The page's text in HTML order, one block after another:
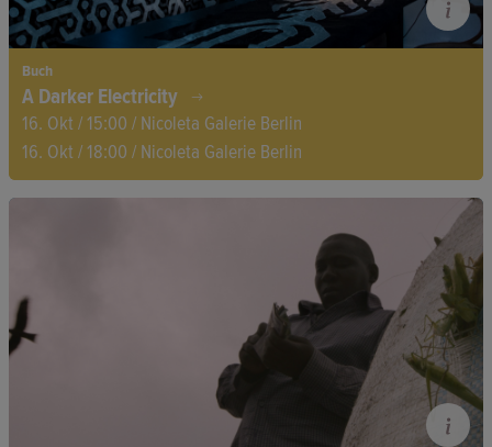
Buch
A Darker Electricity
16. Okt / 15:00 / Nicoleta Galerie Berlin
16. Okt / 18:00 / Nicoleta Galerie Berlin
Das Vorgehen der britischen Regierung gegen Spiral Tribe löst
eine Debatte aus: Waren sie Anarcho-Techno-Rebellen oder
Pioniere der Free-Party-Bewegung der 1990er Jahre?
Mitbegründer Mark Angelo Harrison erzählt von ihrer
Entwicklung von kleinen Squat-Partys zu riesigen Raves.